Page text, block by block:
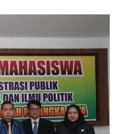
Timur